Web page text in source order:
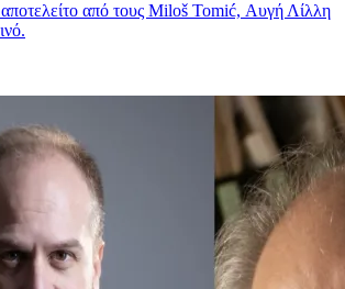
αποτελείτο από τους Miloš Tomić, Αυγή Λίλλη